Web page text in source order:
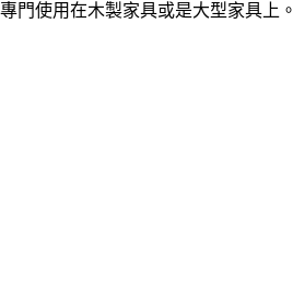
專門使用在木製家具或是大型家具上。